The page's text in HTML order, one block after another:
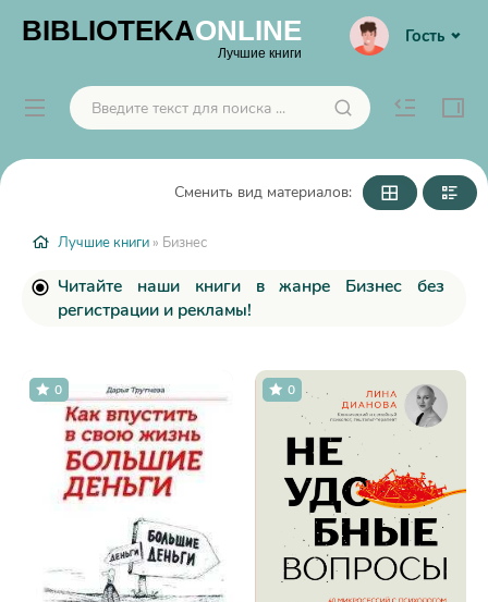
BIBLIOTEKAONLINE
Лучшие книги
Гость
Сменить вид материалов:
Лучшие книги » Бизнес
Читайте наши книги в жанре Бизнес без
регистрации и рекламы!
0 0